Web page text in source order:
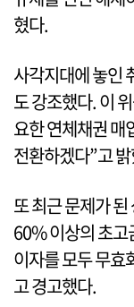
혔다.
사각지대에 놓인
도 강조했다. 이
요한 연체채권 매
전환하겠다”고
또 최근 문제가
60% 이상의 초
이자를 모두 무효
고 경고했다.